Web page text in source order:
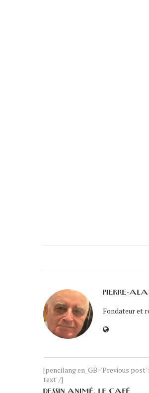
PIERRE-
Fondateur et
[pencilang en_GB='Previous
text' /]
DESSIN ANIMÉ. LE CAFÉ